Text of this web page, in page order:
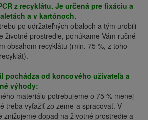
z recyklátu. Je určená pre fixáciu a
a v kartónoch.
po udržateľných obaloch a tým urobili
životné prostredie, ponúkame Vám ručné
obsahom recyklátu (min. 75 %, z toho
pochádza od koncového užívateľa a
výhody:
materiálu potrebujeme o 75 % menej
treba vyťažiť zo zeme a spracovať. V
znižujeme dopad na životné prostredie a